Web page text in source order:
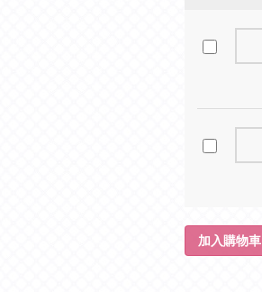
加入購物車